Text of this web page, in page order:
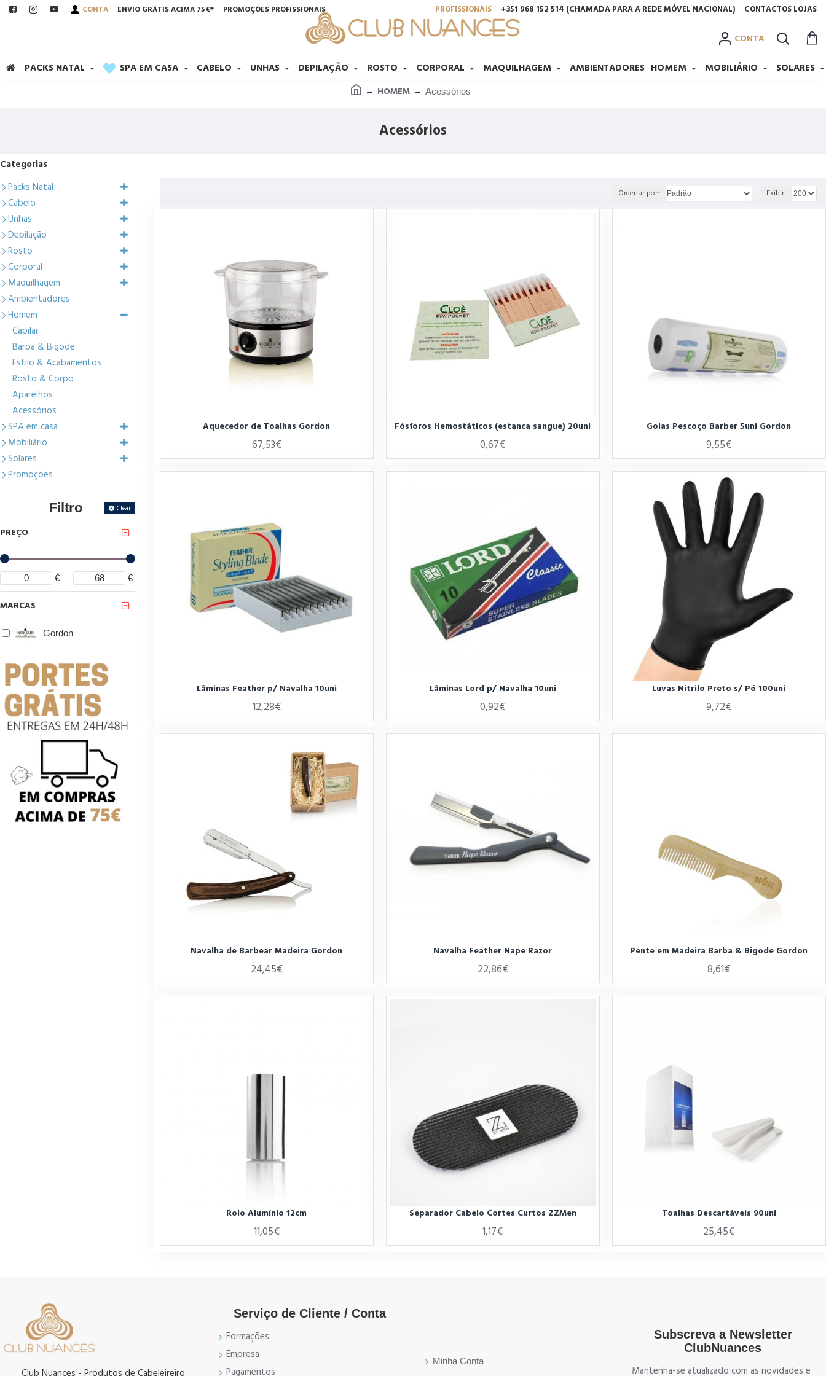
CONTA ENVIO GRÁTIS ACIMA 75€* PROMOÇÕES PROFISSIONAIS PROFISSIONAIS +351 968 152 514 (CHAMADA PARA A REDE MÓVEL NACIONAL) CONTACTOS LOJAS
PACKS NATAL SPA EM CASA CABELO UNHAS DEPILAÇÃO ROSTO CORPORAL MAQUILHAGEM AMBIENTADORES HOMEM MOBILIÁRIO SOLARES
CONTA
HOMEM Acessórios
Acessórios
Categorias
Packs Natal
Cabelo
Unhas
Depilação
Rosto
Corporal
Maquilhagem
Ambientadores
Homem
Capilar
Barba & Bigode
Estilo & Acabamentos
Rosto & Corpo
Aparelhos
Acessórios
SPA em casa
Mobiliário
Solares
Promoções
Filtro Clear
PREÇO
€ €
MARCAS
Gordon
Ordenar por: Exibir:
Aquecedor de Toalhas Gordon
67,53€
Fósforos Hemostáticos (estanca sangue) 20uni
0,67€
Golas Pescoço Barber 5uni Gordon
9,55€
Lâminas Feather p/ Navalha 10uni
12,28€
Lâminas Lord p/ Navalha 10uni
0,92€
Luvas Nitrilo Preto s/ Pó 100uni
9,72€
Navalha de Barbear Madeira Gordon
24,45€
Navalha Feather Nape Razor
22,86€
Pente em Madeira Barba & Bigode Gordon
8,61€
Rolo Alumínio 12cm
11,05€
Separador Cabelo Cortes Curtos ZZMen
1,17€
Toalhas Descartáveis 90uni
25,45€
Club Nuances - Produtos de Cabeleireiro
Serviço de Cliente / Conta
Formações
Empresa
Pagamentos
Minha Conta
Subscreva a Newsletter
ClubNuances
Mantenha-se atualizado com as novidades e